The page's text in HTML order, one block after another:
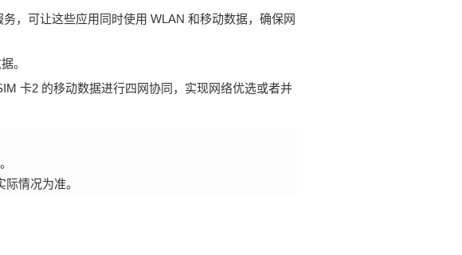
，可让这些应用同时使用 WLAN 和移动数据，确保网
。
卡2 的移动数据进行四网协同，实现网络优选或者并
情况为准。